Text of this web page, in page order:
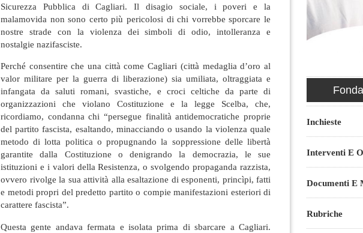
Sicurezza Pubblica di Cagliari. Il disagio sociale, i poveri e la
malamovida non sono certo più pericolosi di chi vorrebbe sporcare le
nostre strade con la violenza dei simboli di odio, intolleranza e
nostalgie nazifasciste.
Perché consentire che una città come Cagliari (città medaglia d’oro al
valor militare per la guerra di liberazione) sia umiliata, oltraggiata e
infangata da saluti romani, svastiche, e croci celtiche da parte di
organizzazioni che violano Costituzione e la legge Scelba, che,
ricordiamo, condanna chi “persegue finalità antidemocratiche proprie
del partito fascista, esaltando, minacciando o usando la violenza quale
metodo di lotta politica o propugnando la soppressione delle libertà
garantite dalla Costituzione o denigrando la democrazia, le sue
istituzioni e i valori della Resistenza, o svolgendo propaganda razzista,
ovvero rivolge la sua attività alla esaltazione di esponenti, princìpi, fatti
e metodi propri del predetto partito o compie manifestazioni esteriori di
carattere fascista”.
Questa gente andava fermata e isolata prima di sbarcare a Cagliari.
Inchieste
Interventi E
Documenti E
Rubriche